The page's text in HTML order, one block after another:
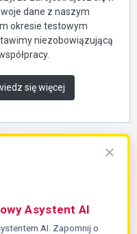
dane z naszym
okresie testowym
niezobowiązującą
się więcej
Asystent AI
AI. Zapomnij o